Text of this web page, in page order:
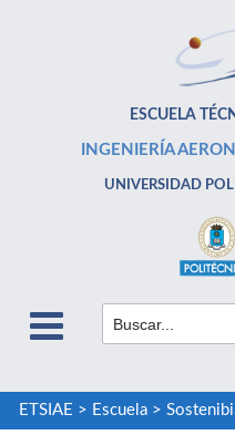
ESCUELA
INGENIERÍA
UNIVERSIDAD
ETSIAE > Escuela>